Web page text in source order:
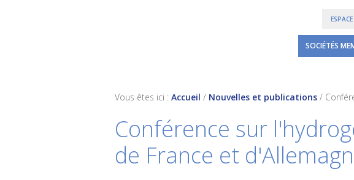
SOCIÉTÉS
Vous êtes ici : Accueil / Nouvelles et publications /
Conférence sur
de France et